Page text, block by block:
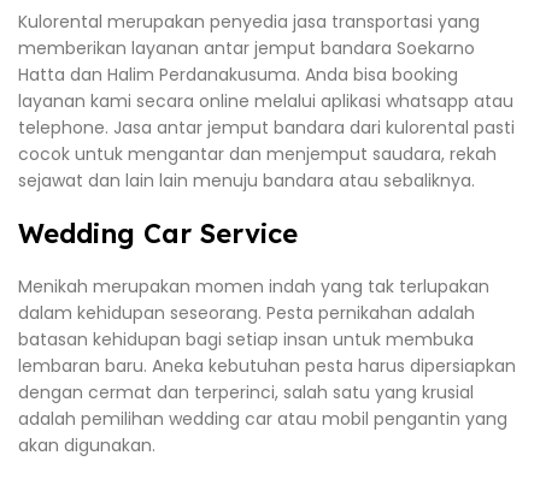
Kulorental merupakan penyedia jasa transportasi yang
memberikan layanan antar jemput bandara Soekarno
Hatta dan Halim Perdanakusuma. Anda bisa booking
layanan kami secara online melalui aplikasi whatsapp atau
telephone. Jasa antar jemput bandara dari kulorental pasti
cocok untuk mengantar dan menjemput saudara, rekah
sejawat dan lain lain menuju bandara atau sebaliknya.
Wedding Car Service
Menikah merupakan momen indah yang tak terlupakan
dalam kehidupan seseorang. Pesta pernikahan adalah
batasan kehidupan bagi setiap insan untuk membuka
lembaran baru. Aneka kebutuhan pesta harus dipersiapkan
dengan cermat dan terperinci, salah satu yang krusial
adalah pemilihan wedding car atau mobil pengantin yang
akan digunakan.